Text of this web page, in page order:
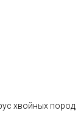
хвойных пород,